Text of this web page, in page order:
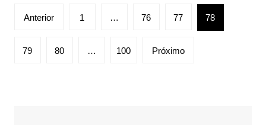
Paginação
posts
Anterior 1 … 76 77 78
79 80 … 100 Próximo